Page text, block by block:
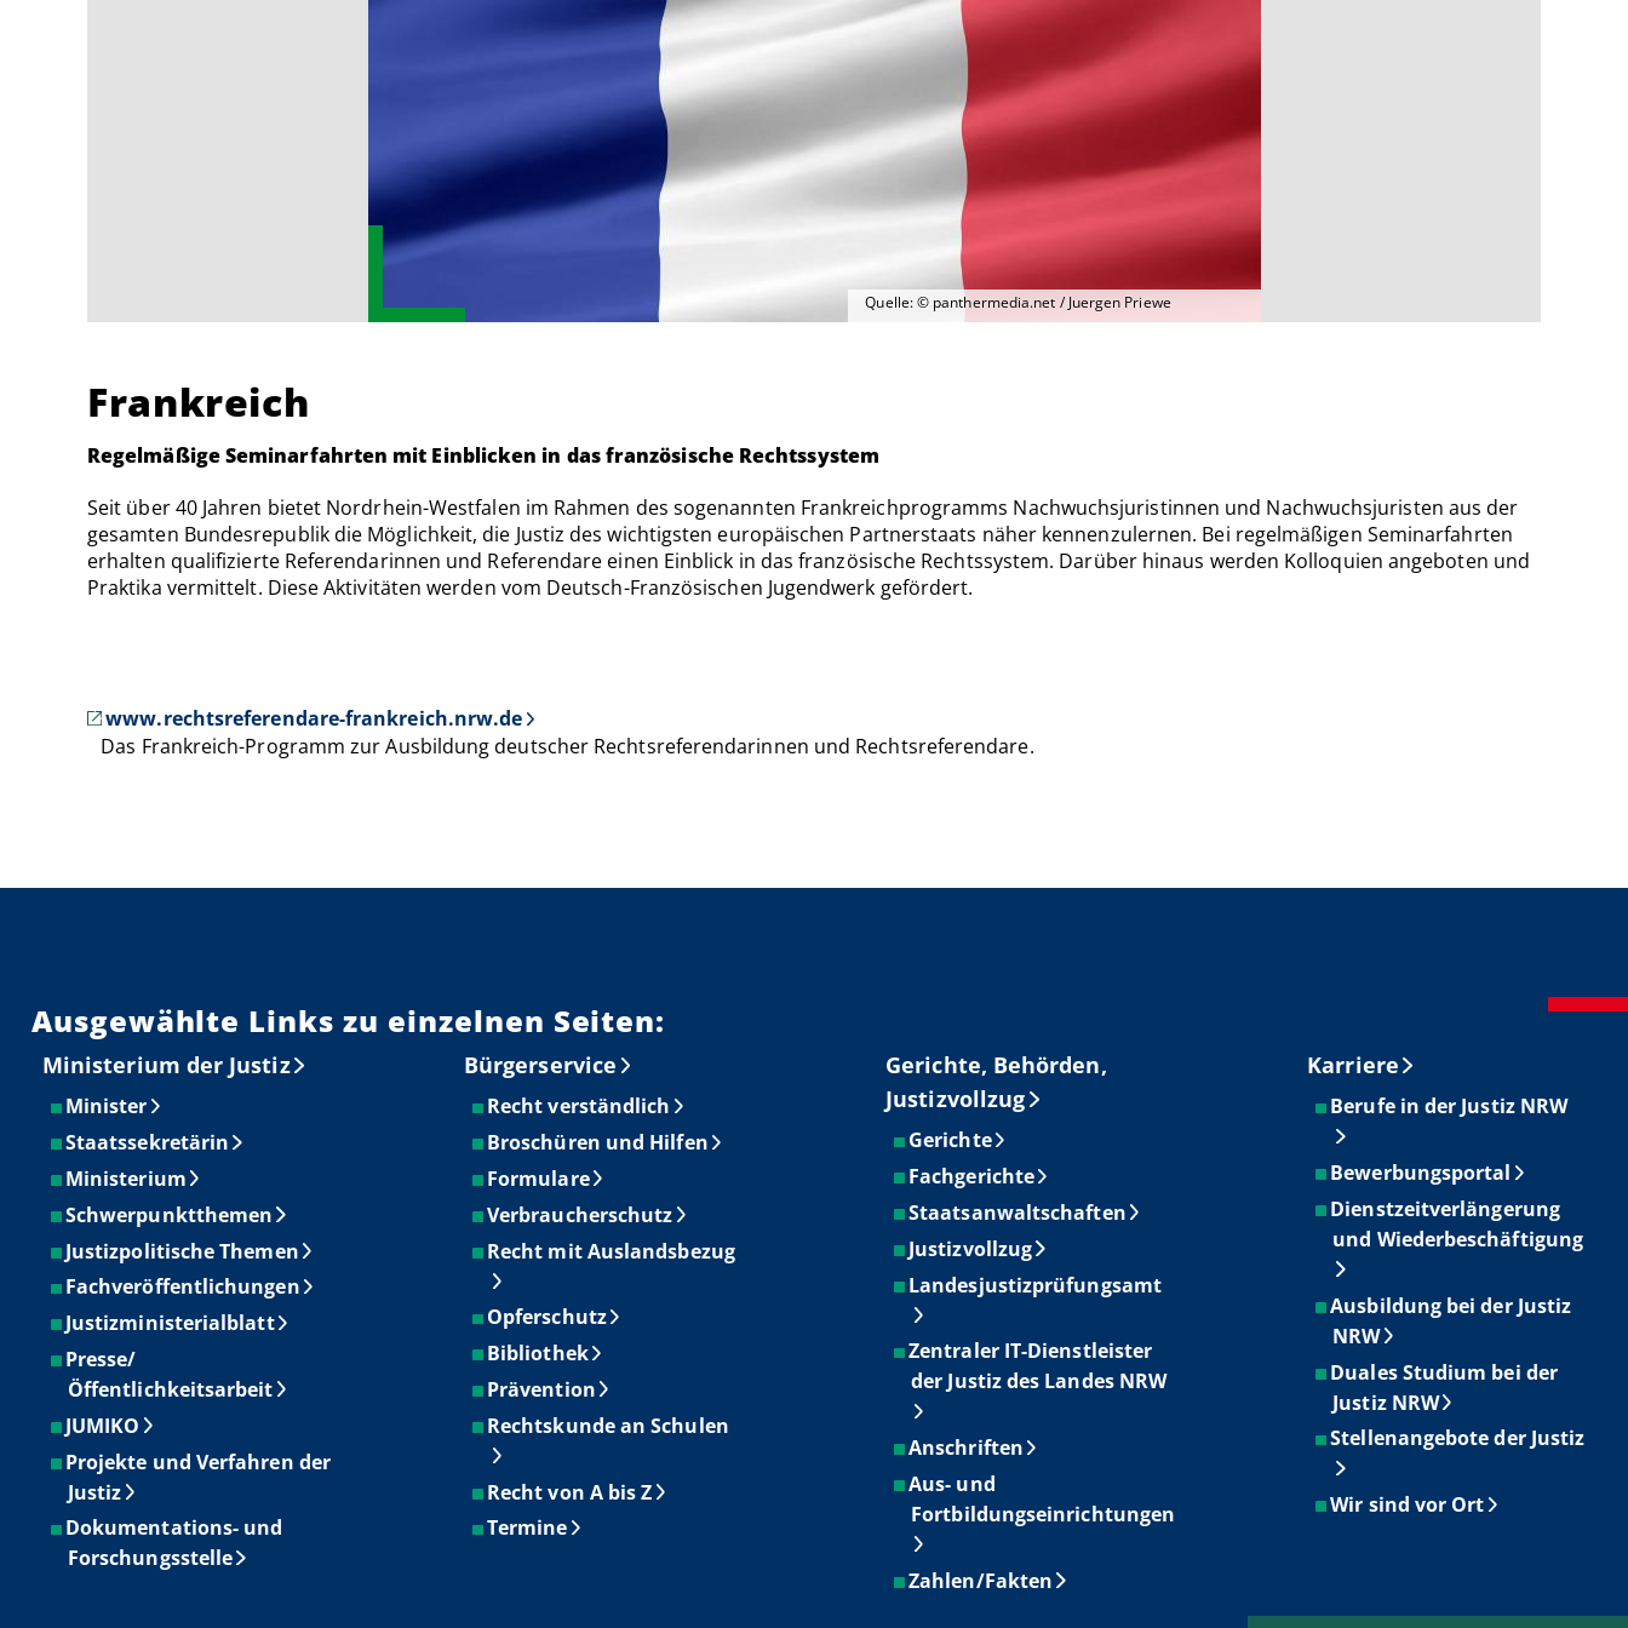
Quelle: © panthermedia.net / Juergen Priewe
Frankreich
Regelmäßige Seminarfahrten mit Einblicken in das französische Rechtssystem
Seit über 40 Jahren bietet Nordrhein-Westfalen im Rahmen des sogenannten Frankreichprogramms Nachwuchsjuristinnen und Nachwuchsjuristen aus der
gesamten Bundesrepublik die Möglichkeit, die Justiz des wichtigsten europäischen Partnerstaats näher kennenzulernen. Bei regelmäßigen Seminarfahrten
erhalten qualifizierte Referendarinnen und Referendare einen Einblick in das französische Rechtssystem. Darüber hinaus werden Kolloquien angeboten und
Praktika vermittelt. Diese Aktivitäten werden vom Deutsch-Französischen Jugendwerk gefördert.
www.rechtsreferendare-frankreich.nrw.de
Das Frankreich-Programm zur Ausbildung deutscher Rechtsreferendarinnen und Rechtsreferendare.
Ausgewählte Links zu einzelnen Seiten:
Ministerium der Justiz
Minister
Staatssekretärin
Ministerium
Schwerpunktthemen
Justizpolitische Themen
Fachveröffentlichungen
Justizministerialblatt
Presse/
Öffentlichkeitsarbeit
JUMIKO
Projekte und Verfahren der
Justiz
Dokumentations- und
Forschungsstelle
Bürgerservice
Recht verständlich
Broschüren und Hilfen
Formulare
Verbraucherschutz
Recht mit Auslandsbezug
Opferschutz
Bibliothek
Prävention
Rechtskunde an Schulen
Recht von A bis Z
Termine
Gerichte, Behörden,
Justizvollzug
Gerichte
Fachgerichte
Staatsanwaltschaften
Justizvollzug
Landesjustizprüfungsamt
Zentraler IT-Dienstleister
der Justiz des Landes NRW
Anschriften
Aus- und
Fortbildungseinrichtungen
Zahlen/Fakten
Karriere
Berufe in der Justiz NRW
Bewerbungsportal
Dienstzeitverlängerung
und Wiederbeschäftigung
Ausbildung bei der Justiz
NRW
Duales Studium bei der
Justiz NRW
Stellenangebote der Justiz
Wir sind vor Ort